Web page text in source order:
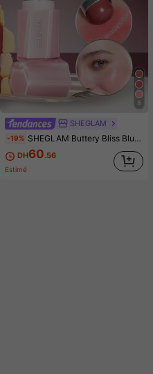
8
SHEGLAM
-19% SHEGLAM Buttery Bliss Blush En Stick-Painted Peony Rouge Marque De Beauté CosméTique Maquillage Pour Femmes Et Filles
DH60.56
Estimé